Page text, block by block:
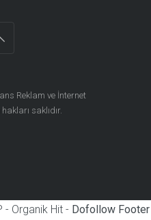
Reklam ve İnternet
hakları saklıdır.
- Organik Hit - Dofollow Footer